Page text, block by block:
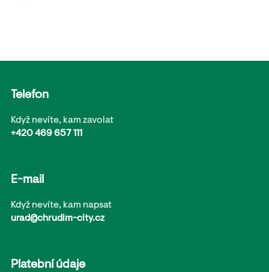
Telefon
Když nevíte, kam zavolat
+420 469 657 111
E-mail
Když nevíte, kam napsat
urad@chrudim-city.cz
Platební údaje